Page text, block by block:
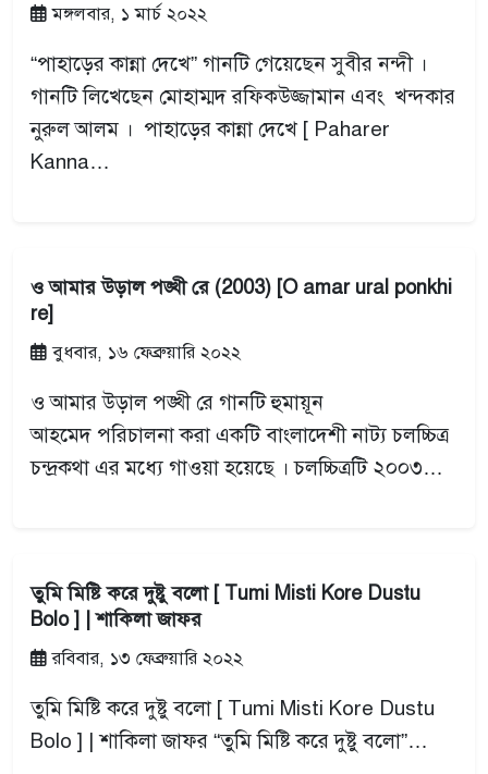
মঙ্গলবার, ১ মার্চ ২০২২
“পাহাড়ের কান্না দেখে” গানটি গেয়েছেন সুবীর নন্দী ।
গানটি লিখেছেন মোহাম্মদ রফিকউজ্জামান এবং খন্দকার
নুরুল আলম । পাহাড়ের কান্না দেখে [ Paharer
Kanna…
ও আমার উড়াল পঙ্খী রে (2003) [O amar ural ponkhi
re]
বুধবার, ১৬ ফেব্রুয়ারি ২০২২
ও আমার উড়াল পঙ্খী রে গানটি হুমায়ূন
আহমেদ পরিচালনা করা একটি বাংলাদেশী নাট্য চলচ্চিত্র
চন্দ্রকথা এর মধ্যে গাওয়া হয়েছে । চলচ্চিত্রটি ২০০৩…
তুমি মিষ্টি করে দুষ্টু বলো [ Tumi Misti Kore Dustu
Bolo ] | শাকিলা জাফর
রবিবার, ১৩ ফেব্রুয়ারি ২০২২
তুমি মিষ্টি করে দুষ্টু বলো [ Tumi Misti Kore Dustu
Bolo ] | শাকিলা জাফর “তুমি মিষ্টি করে দুষ্টু বলো”…